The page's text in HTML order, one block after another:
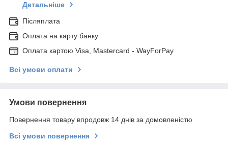
Детальніше
Післяплата
Оплата на карту банку
Оплата картою Visa, Mastercard - WayForPay
Всі умови оплати
Умови повернення
Повернення товару впродовж 14 днів за домовленістю
Всі умови повернення